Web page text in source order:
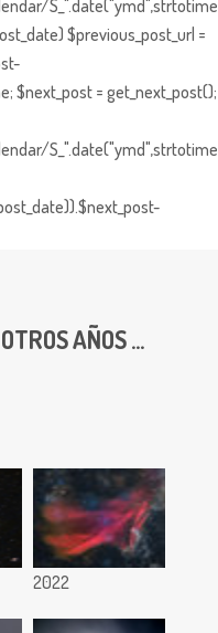
$previous_post_url =
$next_post = get_next_post();
AÑOS ...
2022